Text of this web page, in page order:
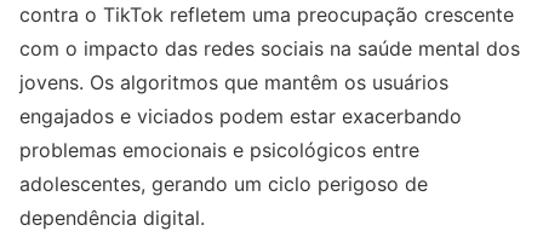
contra o TikTok refletem uma preocupação crescente
com o impacto das redes sociais na saúde mental dos
jovens. Os algoritmos que mantêm os usuários
engajados e viciados podem estar exacerbando
problemas emocionais e psicológicos entre
adolescentes, gerando um ciclo perigoso de
dependência digital.